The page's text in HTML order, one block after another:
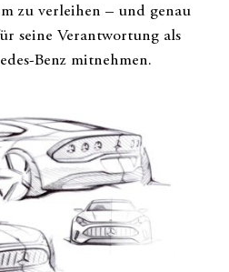
zu verleihen – und genau
seine Verantwortung als
Benz mitnehmen.